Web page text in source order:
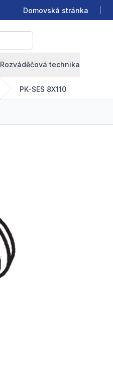
Domovská stránka
Rozváděčová technika
PK-SES 8X110